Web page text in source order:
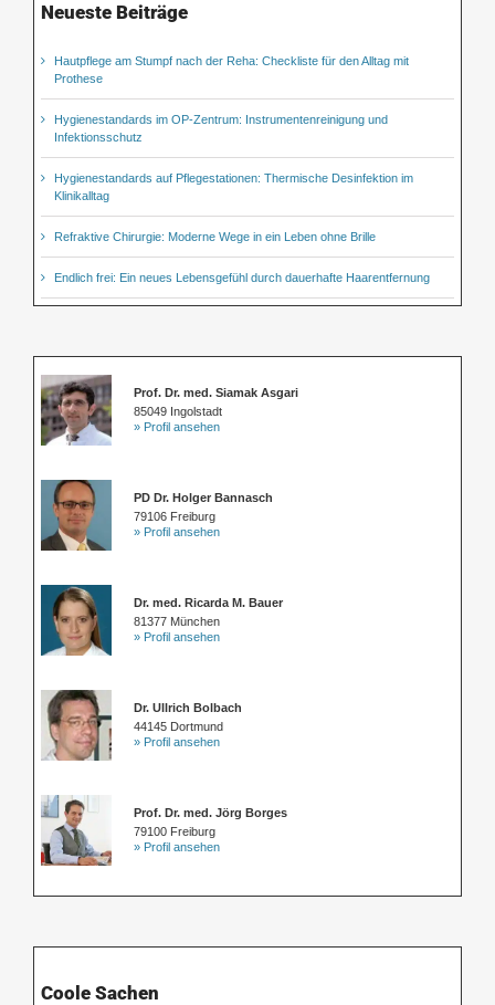
Neueste Beiträge
Hautpflege am Stumpf nach der Reha: Checkliste für den Alltag mit
Prothese
Hygienestandards im OP-Zentrum: Instrumentenreinigung und
Infektionsschutz
Hygienestandards auf Pflegestationen: Thermische Desinfektion im
Klinikalltag
Refraktive Chirurgie: Moderne Wege in ein Leben ohne Brille
Endlich frei: Ein neues Lebensgefühl durch dauerhafte Haarentfernung
Prof. Dr. med. Siamak Asgari
85049 Ingolstadt
» Profil ansehen
PD Dr. Holger Bannasch
79106 Freiburg
» Profil ansehen
Dr. med. Ricarda M. Bauer
81377 München
» Profil ansehen
Dr. Ullrich Bolbach
44145 Dortmund
» Profil ansehen
Prof. Dr. med. Jörg Borges
79100 Freiburg
» Profil ansehen
Coole Sachen